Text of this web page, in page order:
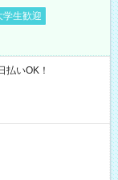
学生歓迎
いOK！